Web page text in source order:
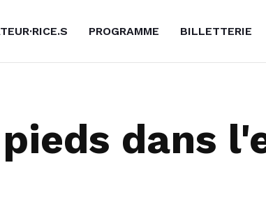
PROGRAMME BILLETTERIE
dans